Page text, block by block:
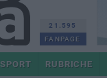
21.595
FANPAGE
SPORT RUBRICHE